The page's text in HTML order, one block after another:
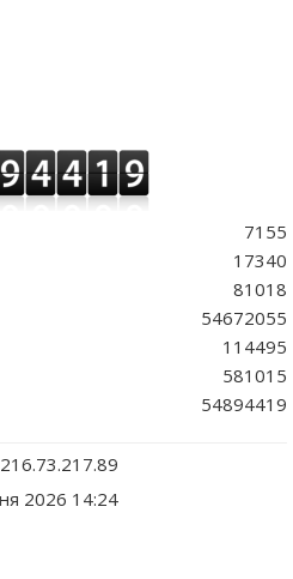
7155
17340
81018
54672055
114495
581015
54894419
2026 14:24